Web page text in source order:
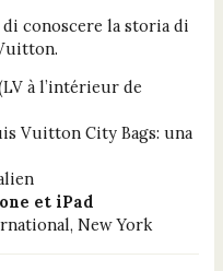
conoscere la storia di
à l’intérieur de
Vuitton City Bags: una
et iPad
New York